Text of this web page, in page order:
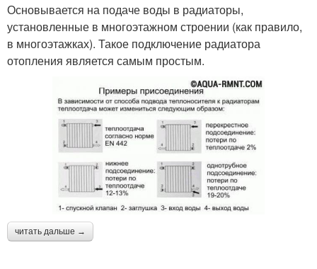
Основывается на подаче воды в радиаторы,
установленные в многоэтажном строении (как правило,
в многоэтажках). Такое подключение радиатора
отопления является самым простым.
читать дальше →